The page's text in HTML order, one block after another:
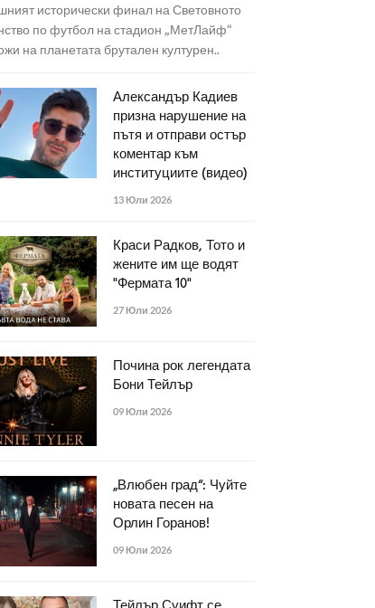
исторически финал на Световното
по футбол на стадион „МетЛайф“
на планетата брутален културен..
Александър Кадиев
призна нарушение на
пътя и отправи остър
коментар към
институциите (видео)
13 Юли 2026
Краси Радков, Тото и
жените им ще водят
"Фермата 10"
27 Юли 2026
Почина рок легендата
Бони Тейлър
09 Юли 2026
„Влюбен град“: Чуйте
новата песен на
Орлин Горанов!
09 Юли 2026